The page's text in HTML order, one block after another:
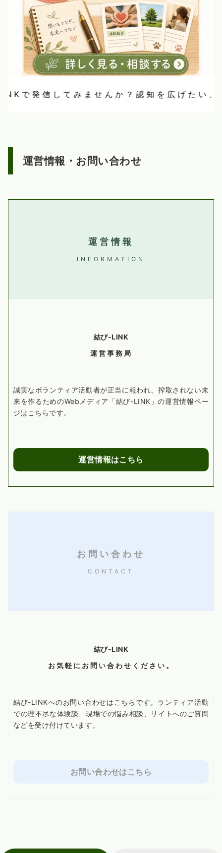
してみませんか？認知を広げたい、想い
運営情報・お問い合わせ
運営情報
INFORMATION
結び-LINK
運営事務局
誠実なボランティア活動者が正当に報われ、搾取されない未
来を作るためのWebメディア「結び-LINK」の運営情報ペー
ジはこちらです。
運営情報はこちら
お問い合わせ
CONTACT
結び-LINK
お気軽にお問い合わせください。
結び-LINKへのお問い合わせはこちらです。ランティア活動
での理不尽な体験談、現場での悩み相談、サイトへのご質問
などを受け付けています。
お問い合わせはこちら